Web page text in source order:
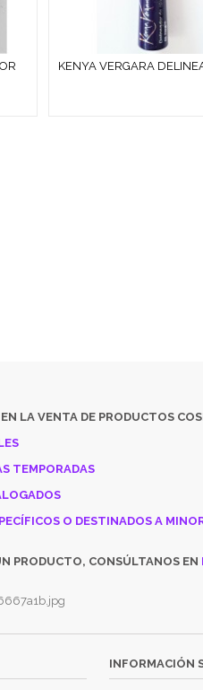
KENYA VERGARA
LA VENTA DE PRODUCTOS
TEMPORADAS
O DESTINADOS A
PRODUCTO, CONSÚLTANOS EN
INFORMACIÓN